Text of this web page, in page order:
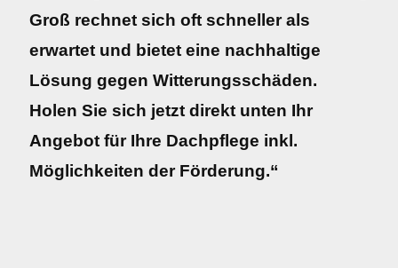
Groß rechnet sich oft schneller als
erwartet und bietet eine nachhaltige
Lösung gegen Witterungsschäden.
Holen Sie sich jetzt direkt unten Ihr
Angebot für Ihre Dachpflege inkl.
Möglichkeiten der Förderung.“